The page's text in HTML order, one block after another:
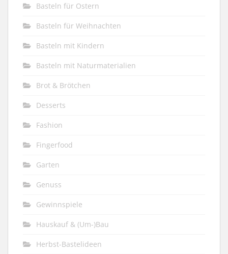
Basteln für Ostern
Basteln für Weihnachten
Basteln mit Kindern
Basteln mit Naturmaterialien
Brot & Brötchen
Desserts
Fashion
Fingerfood
Garten
Genuss
Gewinnspiele
Hauskauf & (Um-)Bau
Herbst-Bastelideen